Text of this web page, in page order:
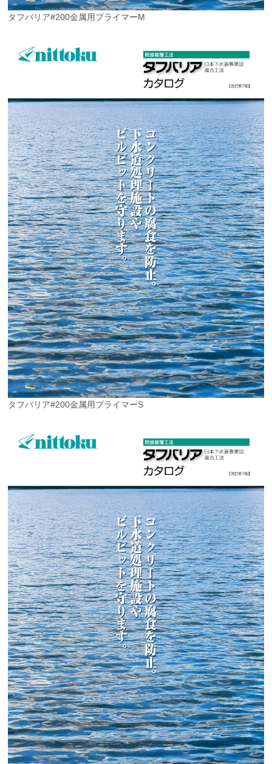
タフバリア#200金属用プライマーM
タフバリア#200金属用プライマーS